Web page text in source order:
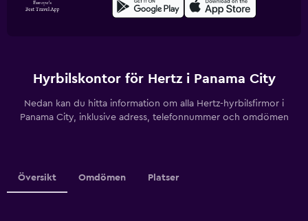
Hyrbilskontor för Hertz i Panama City
Nedan kan du hitta information om alla Hertz-hyrbilsfirmor i
Panama City, inklusive adress, telefonnummer och omdömen
Översikt Omdömen Platser